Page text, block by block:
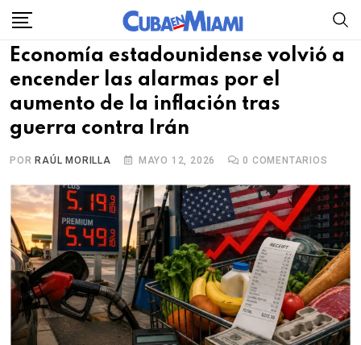
Skip
content
Economía estadounidense volvió a
encender las alarmas por el
aumento de la inflación tras
guerra contra Irán
POR RAÚL MORILLA MAYO 12, 2026 0 COMENTARIOS